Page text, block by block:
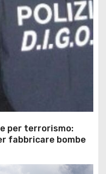
per terrorismo:
fabbricare bombe